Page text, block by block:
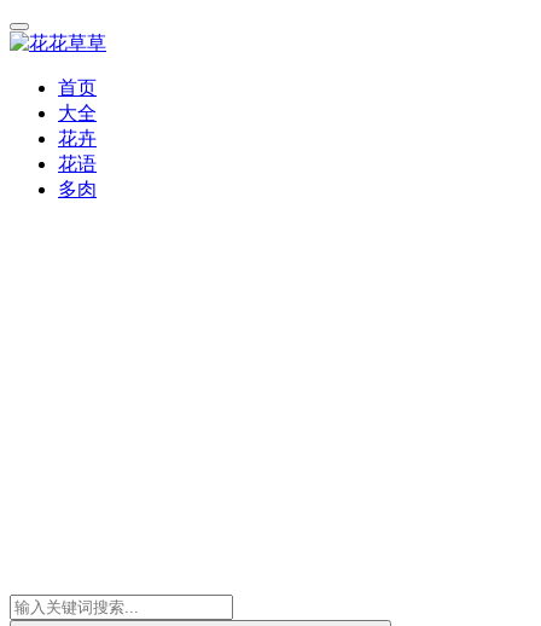
首页
大全
花卉
花语
多肉